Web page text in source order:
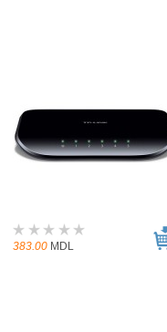
383.00 MDL